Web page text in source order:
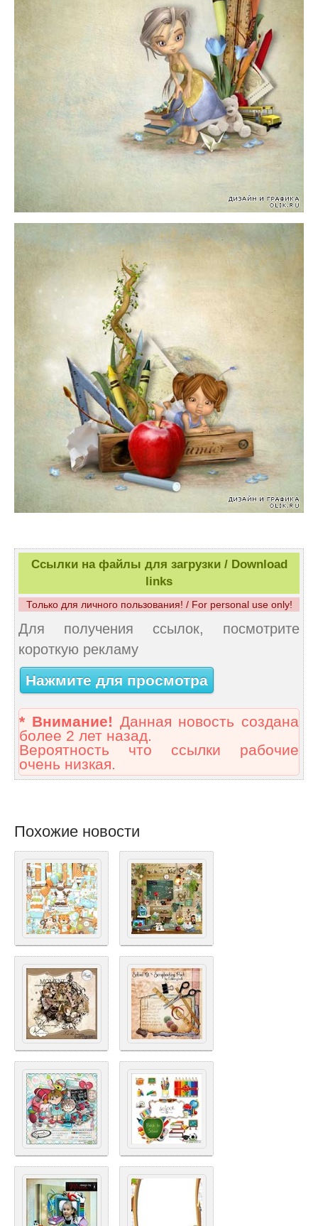
Ссылки на файлы для загрузки / Download
links
Только для личного пользования! / For personal use only!
Для получения ссылок, посмотрите
короткую рекламу
Нажмите для просмотра
* Внимание! Данная новость создана
более 2 лет назад.
Вероятность что ссылки рабочие
очень низкая.
Похожие новости